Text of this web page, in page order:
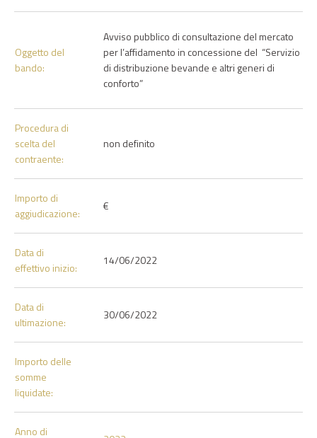
Oggetto del
bando:
Avviso pubblico di consultazione del mercato
per l’affidamento in concessione del “Servizio
di distribuzione bevande e altri generi di
conforto”
Procedura di
scelta del
contraente:
non definito
Importo di
aggiudicazione:
€
Data di
effettivo inizio:
14/06/2022
Data di
ultimazione:
30/06/2022
Importo delle
somme
liquidate:
Anno di